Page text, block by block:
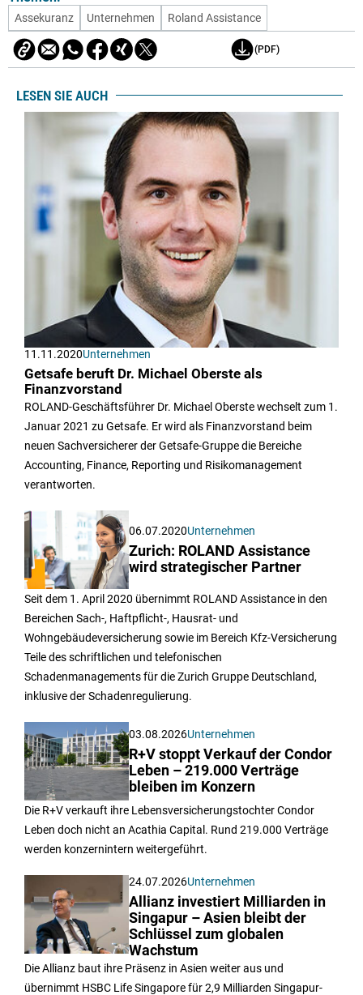
Assekuranz Unternehmen Roland Assistance
(PDF)
LESEN SIE AUCH
11.11.2020Unternehmen
Getsafe beruft Dr. Michael Oberste als
Finanzvorstand
ROLAND-Geschäftsführer Dr. Michael Oberste wechselt zum 1.
Januar 2021 zu Getsafe. Er wird als Finanzvorstand beim
neuen Sachversicherer der Getsafe-Gruppe die Bereiche
Accounting, Finance, Reporting und Risikomanagement
verantworten.
06.07.2020Unternehmen
Zurich: ROLAND Assistance
wird strategischer Partner
Seit dem 1. April 2020 übernimmt ROLAND Assistance in den
Bereichen Sach-, Haftpflicht-, Hausrat- und
Wohngebäudeversicherung sowie im Bereich Kfz-Versicherung
Teile des schriftlichen und telefonischen
Schadenmanagements für die Zurich Gruppe Deutschland,
inklusive der Schadenregulierung.
03.08.2026Unternehmen
R+V stoppt Verkauf der Condor
Leben – 219.000 Verträge
bleiben im Konzern
Die R+V verkauft ihre Lebensversicherungstochter Condor
Leben doch nicht an Acathia Capital. Rund 219.000 Verträge
werden konzernintern weitergeführt.
24.07.2026Unternehmen
Allianz investiert Milliarden in
Singapur – Asien bleibt der
Schlüssel zum globalen
Wachstum
Die Allianz baut ihre Präsenz in Asien weiter aus und
übernimmt HSBC Life Singapore für 2,9 Milliarden Singapur-